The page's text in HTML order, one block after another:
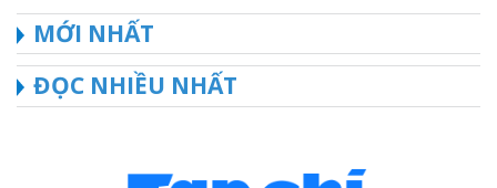
MỚI NHẤT
ĐỌC NHIỀU NHẤT